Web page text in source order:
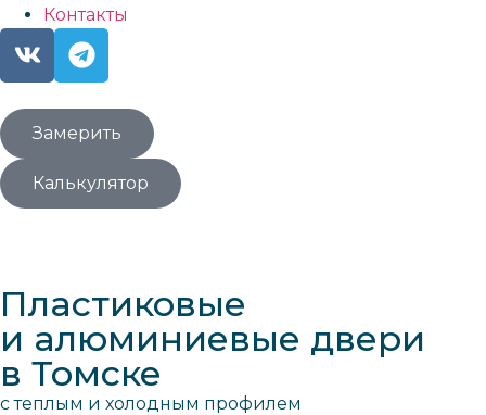
Контакты
Замерить
Калькулятор
Пластиковые
и алюминиевые двери
в Томске
с теплым и холодным профилем